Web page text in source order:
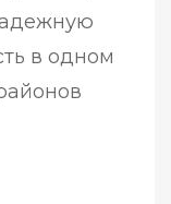
в одном